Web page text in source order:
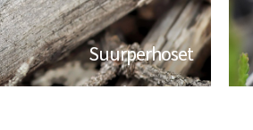
Suurperhoset